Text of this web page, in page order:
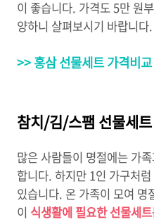
이 좋습니다. 가격도 5만 원
양하니 살펴보시기 바랍니다.
>> 홍삼 선물세트 가격비교
참치/김/스팸 선물세트
많은 사람들이 명절에는 가
합니다. 하지만 1인 가구처
있습니다. 온 가족이 모여 명
이 식생활에 필요한 선물세